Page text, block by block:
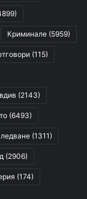
Криминале (5959)
(115)
(2143)
(6493)
(1311)
(2906)
(174)